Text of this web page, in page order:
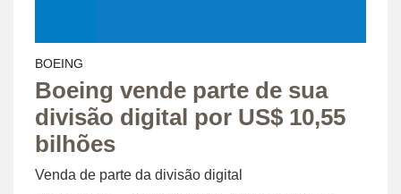
BOEING
Boeing vende parte de sua
divisão digital por US$ 10,55
bilhões
Venda de parte da divisão digital